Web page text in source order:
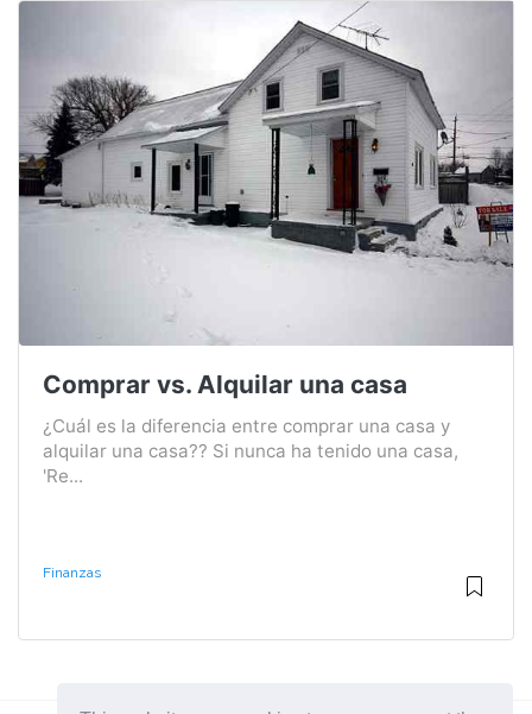
Comprar vs. Alquilar una casa
¿Cuál es la diferencia entre comprar una casa y
alquilar una casa?? Si nunca ha tenido una casa,
'Re...
Finanzas